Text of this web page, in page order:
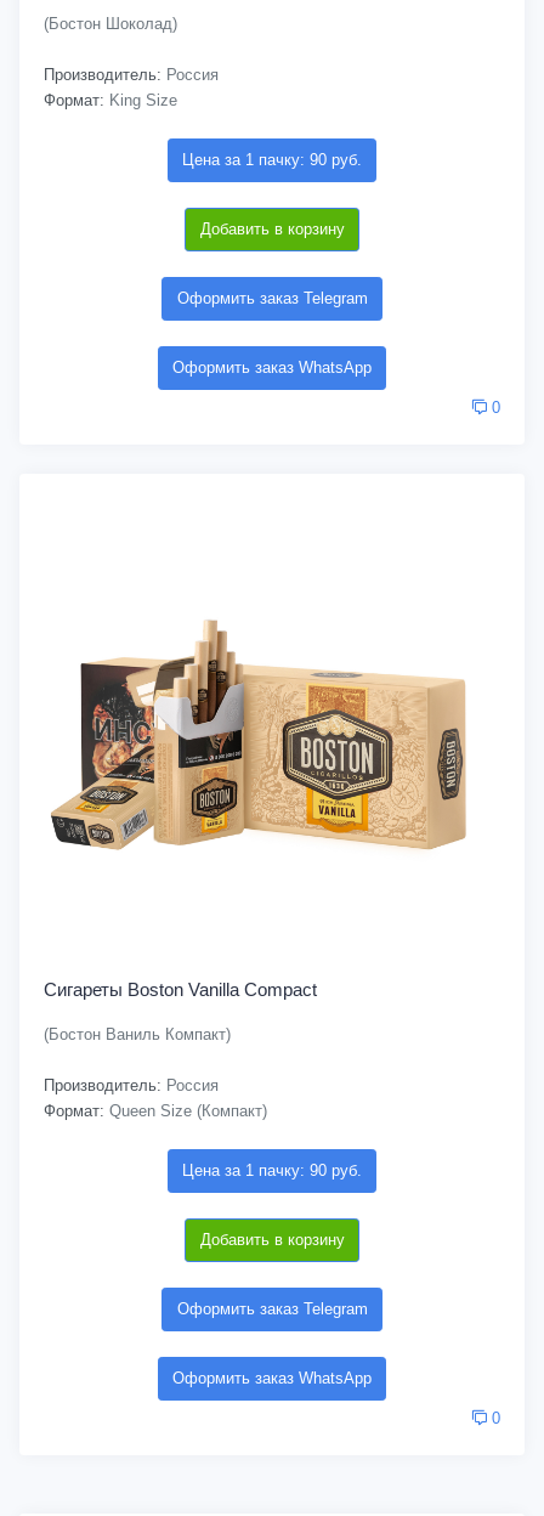
(Бостон Шоколад)
Производитель: Россия
Формат: King Size
Цена за 1 пачку: 90 руб.
Добавить в корзину
Оформить заказ Telegram
Оформить заказ WhatsApp
0
Сигареты Boston Vanilla Compact
(Бостон Ваниль Компакт)
Производитель: Россия
Формат: Queen Size (Компакт)
Цена за 1 пачку: 90 руб.
Добавить в корзину
Оформить заказ Telegram
Оформить заказ WhatsApp
0